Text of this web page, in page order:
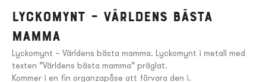
Lyckomynt – Världens bästa
mamma
Lyckomynt – Världens bästa mamma. Lyckomynt i metall med
texten ”Världens bästa mamma” präglat.
Kommer i en fin organzapåse att förvara den i.